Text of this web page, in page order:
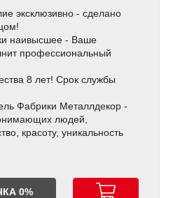
эксклюзивно - сделано
наивысшее - Ваше
профессиональный
8 лет! Срок службы
Фабрики Металлдекор -
людей,
красоту, уникальность
0%